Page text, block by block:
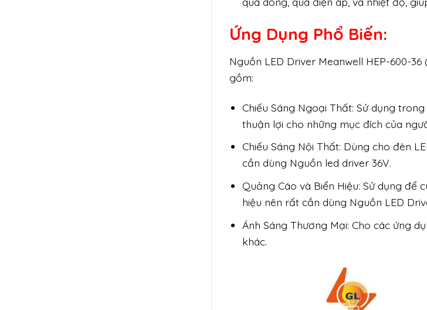
Ứng Dụng Phổ Biến:
Nguồn LED Driver Meanwell HEP-600-36
gồm:
Chiếu Sáng Ngoại Thất: Sử dụng
thuận lợi cho những mục đích của
Chiếu Sáng Nội Thất: Dùng cho đèn
cần dùng Nguồn led driver 36V.
Quảng Cáo và Biển Hiệu: Sử dụng để
hiệu nên rất cần dùng Nguồn LED
Ánh Sáng Thương Mại: Cho các ứng
khác.